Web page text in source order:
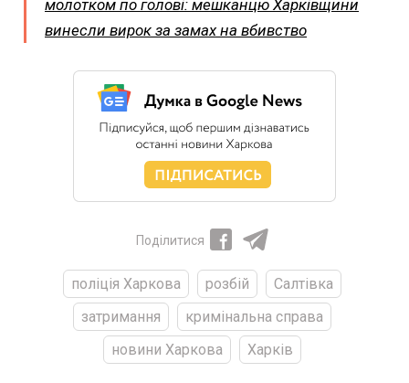
молотком по голові: мешканцю Харківщини
винесли вирок за замах на вбивство
Поділитися
поліція Харкова розбій
Салтівка
затримання
кримінальна справа
новини Харкова
Харків